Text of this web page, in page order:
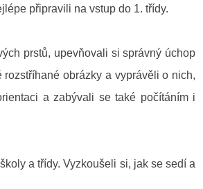
připravili na vstup do 1. třídy.
prstů, upevňovali si správný úchop
obrázky a vyprávěli o nich,
a zabývali se také počítáním i
a třídy. Vyzkoušeli si, jak se sedí a